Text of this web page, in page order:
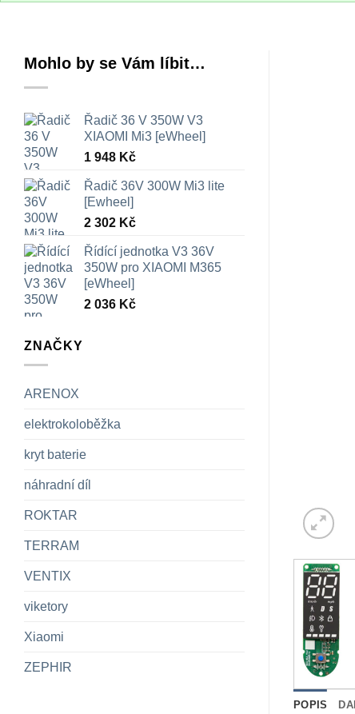
Mohlo by se Vám líbit…
Řadič 36 V 350W V3
XIAOMI Mi3 [eWheel]
1 948 Kč
Řadič 36V 300W Mi3 lite
[Ewheel]
2 302 Kč
Řídící jednotka V3 36V
350W pro XIAOMI M365
[eWheel]
2 036 Kč
ZNAČKY
ARENOX
elektrokoloběžka
kryt baterie
náhradní díl
ROKTAR
TERRAM
VENTIX
viketory
Xiaomi
ZEPHIR
POPIS